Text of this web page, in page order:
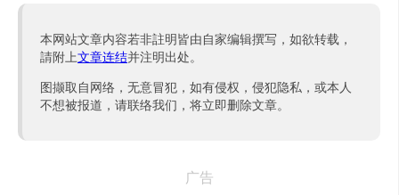
本网站文章内容若非註明皆由自家编辑撰写，如欲转载，
請附上文章连结并注明出处。
图撷取自网络，无意冒犯，如有侵权，侵犯隐私，或本人
不想被报道，请联络我们，将立即删除文章。
广告